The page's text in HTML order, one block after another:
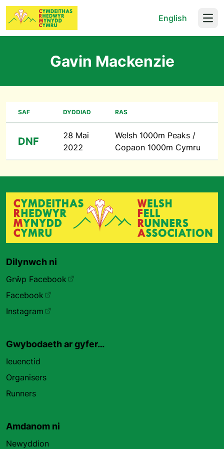
English
Gavin Mackenzie
SAF DYDDIAD RAS
DNF
28 Mai
2022
Welsh 1000m Peaks /
Copaon 1000m Cymru
Dilynwch ni
Grŵp Facebook
Facebook
Instagram
Gwybodaeth ar gyfer…
Ieuenctid
Organisers
Runners
Amdanom ni
Newyddion